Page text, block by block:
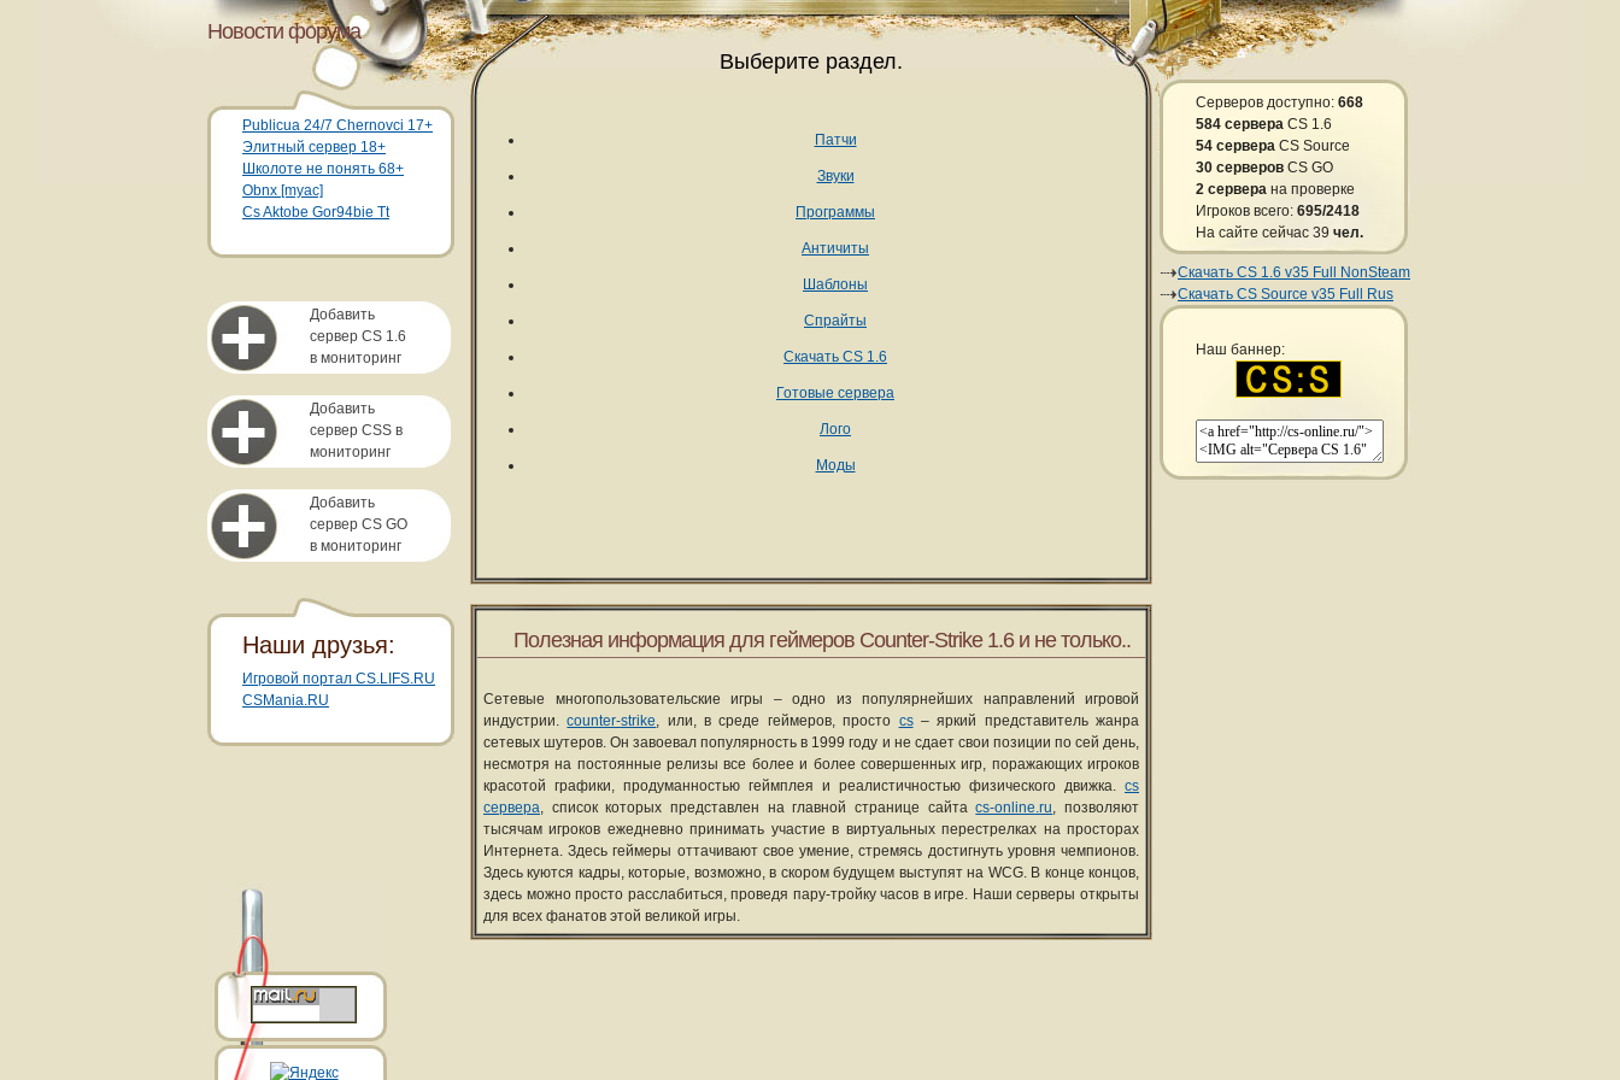
Новости форума
Publicua 24/7 Chernovci 17+
Элитный сервер 18+
Школоте не понять 68+
Obnx [myac]
Cs Aktobe Gor94bie Tt
Добавить
сервер CS 1.6
в мониторинг
Добавить
сервер CSS в
мониторинг
Добавить
сервер CS GO
в мониторинг
Серверов доступно: 668
584 сервера CS 1.6
54 сервера CS Source
30 серверов CS GO
2 сервера на проверке
Игроков всего: 695/2418
На сайте сейчас 39 чел.
Скачать CS 1.6 v35 Full NonSteam
Скачать CS Source v35 Full Rus
Наш баннер:
Выберите раздел.
Патчи
Звуки
Программы
Античиты
Шаблоны
Спрайты
Скачать CS 1.6
Готовые сервера
Лого
Моды
Полезная информация для геймеров Counter-Strike 1.6 и не только..
Сетевые многопользовательские игры – одно из популярнейших направлений игровой
индустрии.counter-strike, или, в среде геймеров, просто cs– яркий представитель жанра
сетевых шутеров. Он завоевал популярность в 1999 году и не сдает свои позиции по сей день,
несмотря на постоянные релизы все более и более совершенных игр, поражающих игроков
красотой графики, продуманностью геймплея и реалистичностью физического движка. cs
сервера, список которых представлен на главной странице сайтаcs-online.ru, позволяют
тысячам игроков ежедневно принимать участие в виртуальных перестрелках на просторах
Интернета. Здесь геймеры оттачивают свое умение, стремясь достигнуть уровня чемпионов.
Здесь куются кадры, которые, возможно, в скором будущем выступят на WCG. В конце концов,
здесь можно просто расслабиться, проведя пару-тройку часов в игре. Наши серверы открыты
для всех фанатов этой великой игры.
Наши друзья:
Игровой портал CS.LIFS.RU
CSMania.RU